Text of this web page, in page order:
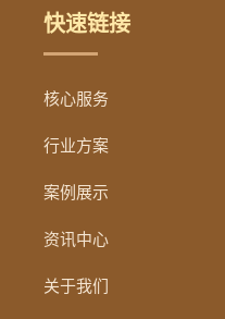
快速链接
核心服务
行业方案
案例展示
资讯中心
关于我们